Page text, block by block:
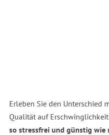
Erleben Sie den Unterschied
Qualität auf
so stressfrei und günstig wie